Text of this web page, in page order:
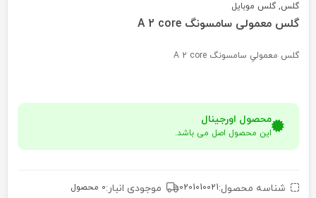
گلس,گلس موبایل
گلس معمولی سامسونگ A 2 core
گلس معمولي سامسونگ A 2 core
محصول اورجینال
این محصول اصل می باشد.
شناسه محصول:0201010021 موجودی انبار:0 محصول